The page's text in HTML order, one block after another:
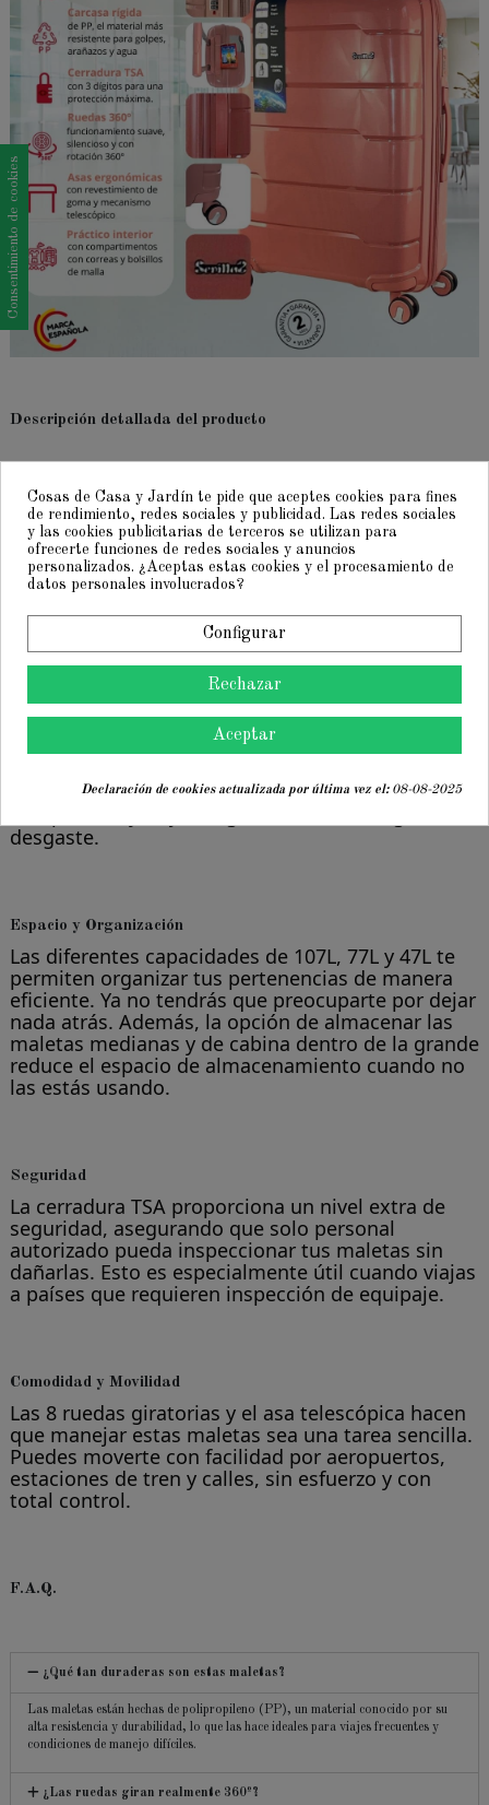
Descripción detallada del producto
Estilo y Elegancia
La amplia gama de colores y el diseño sofisticado
delConjunto de Maletas SEVILLAS modelo
Carmonano solo capturan la atención, sino que
también añaden un toque de elegancia a tus
viajes. Son el accesorio perfecto para quienes
desean viajar con estilo.
Durabilidad y Resistencia
El polipropileno (PP) es conocido por su
maletas podrán soportar el manejo brusco de los
desgaste.
Espacio y Organización
Las diferentes capacidades de 107L, 77L y 47L te
permiten organizar tus pertenencias de manera
eficiente. Ya no tendrás que preocuparte por dejar
nada atrás. Además, la opción de almacenar las
maletas medianas y de cabina dentro de la grande
reduce el espacio de almacenamiento cuando no
las estás usando.
Seguridad
La cerradura TSA proporciona un nivel extra de
seguridad, asegurando que solo personal
autorizado pueda inspeccionar tus maletas sin
dañarlas. Esto es especialmente útil cuando viajas
a países que requieren inspección de equipaje.
Comodidad y Movilidad
Las 8 ruedas giratorias y el asa telescópica hacen
que manejar estas maletas sea una tarea sencilla.
Puedes moverte con facilidad por aeropuertos,
estaciones de tren y calles, sin esfuerzo y con
total control.
F.A.Q.
¿Qué tan duraderas son estas maletas?
Las maletas están hechas de polipropileno (PP), un material conocido por su
alta resistencia y durabilidad, lo que las hace ideales para viajes frecuentes y
condiciones de manejo difíciles.
¿Las ruedas giran realmente 360º?
Cosas de Casa y Jardín te pide que aceptes cookies para fines
de rendimiento, redes sociales y publicidad. Las redes sociales
y las cookies publicitarias de terceros se utilizan para
ofrecerte funciones de redes sociales y anuncios
personalizados. ¿Aceptas estas cookies y el procesamiento de
datos personales involucrados?
Configurar
Rechazar
Aceptar
Declaración de cookies actualizada por última vez el:08-08-2025
Consentimiento de cookies